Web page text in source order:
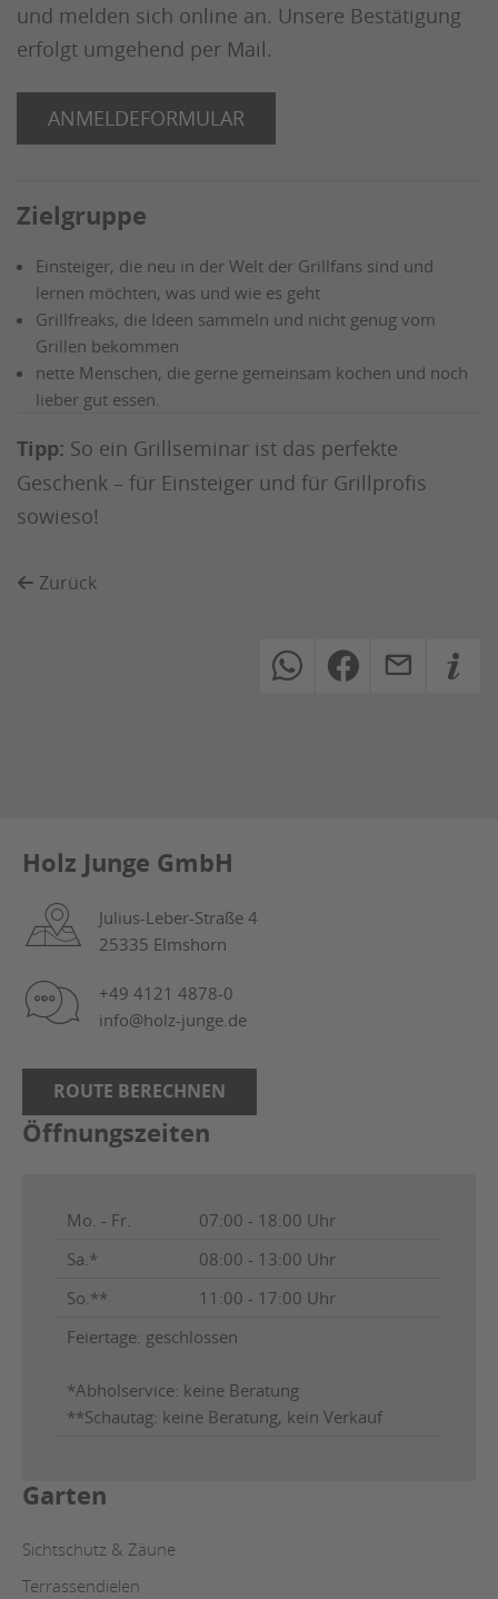
und melden sich online an. Unsere Bestätigung
erfolgt umgehend per Mail.
ANMELDEFORMULAR
Zielgruppe
Einsteiger, die neu in der Welt der Grillfans sind und
lernen möchten, was und wie es geht
Grillfreaks, die Ideen sammeln und nicht genug vom
Grillen bekommen
nette Menschen, die gerne gemeinsam kochen und noch
lieber gut essen.
Tipp: So ein Grillseminar ist das perfekte
Geschenk – für Einsteiger und für Grillprofis
sowieso!
Zurück
Holz Junge GmbH
Julius-Leber-Straße 4
25335 Elmshorn
+49 4121 4878-0
info@holz-junge.de
ROUTE BERECHNEN
Öffnungszeiten
Mo. - Fr.
07:00 - 18:00 Uhr
Sa.*
08:00 - 13:00 Uhr
So.**
11:00 - 17:00 Uhr
Feiertage: geschlossen
*Abholservice: keine Beratung
**Schautag: keine Beratung, kein Verkauf
Garten
Sichtschutz & Zäune
Terrassendielen